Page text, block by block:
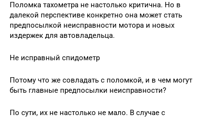
Поломка тахометра не настолько критична. Но в
далекой перспективе конкретно она может стать
предпосылкой неисправности мотора и новых
издержек для автовладельца.
Не исправный спидометр
Потому что же совладать с поломкой, и в чем могут
быть главные предпосылки неисправности?
По сути, их не настолько не мало. В случае с